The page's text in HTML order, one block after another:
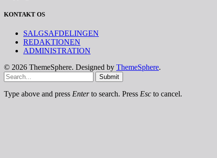
KONTAKT OS
SALGSAFDELINGEN
REDAKTIONEN
ADMINISTRATION
© 2026 ThemeSphere. Designed by ThemeSphere.
Submit
Type above and press Enterto search. Press Esc to cancel.